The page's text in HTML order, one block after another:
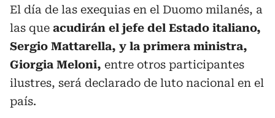
El día de las exequias en el Duomo milanés, a
las que acudirán el jefe del Estado italiano,
Sergio Mattarella, y la primera ministra,
Giorgia Meloni, entre otros participantes
ilustres, será declarado de luto nacional en el
país.